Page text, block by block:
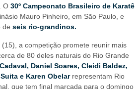
O 30º Campeonato Brasileiro de Karatê
Mauro Pinheiro, em São Paulo, e
de seis rio-grandinos.
a competição promete reunir mais
de 80 deles naturais do Rio Grande
Daniel Soares, Cleidi Baldez,
e Karen Obelarrepresentam Rio
que tem final marcada para o domingo